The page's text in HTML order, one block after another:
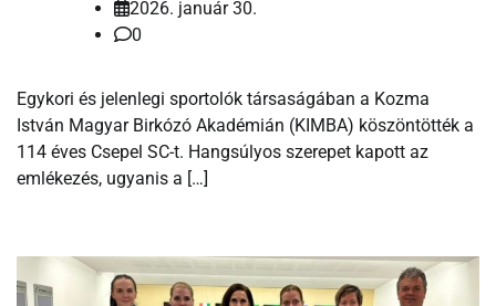
2026. január 30.
0
Egykori és jelenlegi sportolók társaságában a Kozma
István Magyar Birkózó Akadémián (KIMBA) köszöntötték a
114 éves Csepel SC-t. Hangsúlyos szerepet kapott az
emlékezés, ugyanis a […]